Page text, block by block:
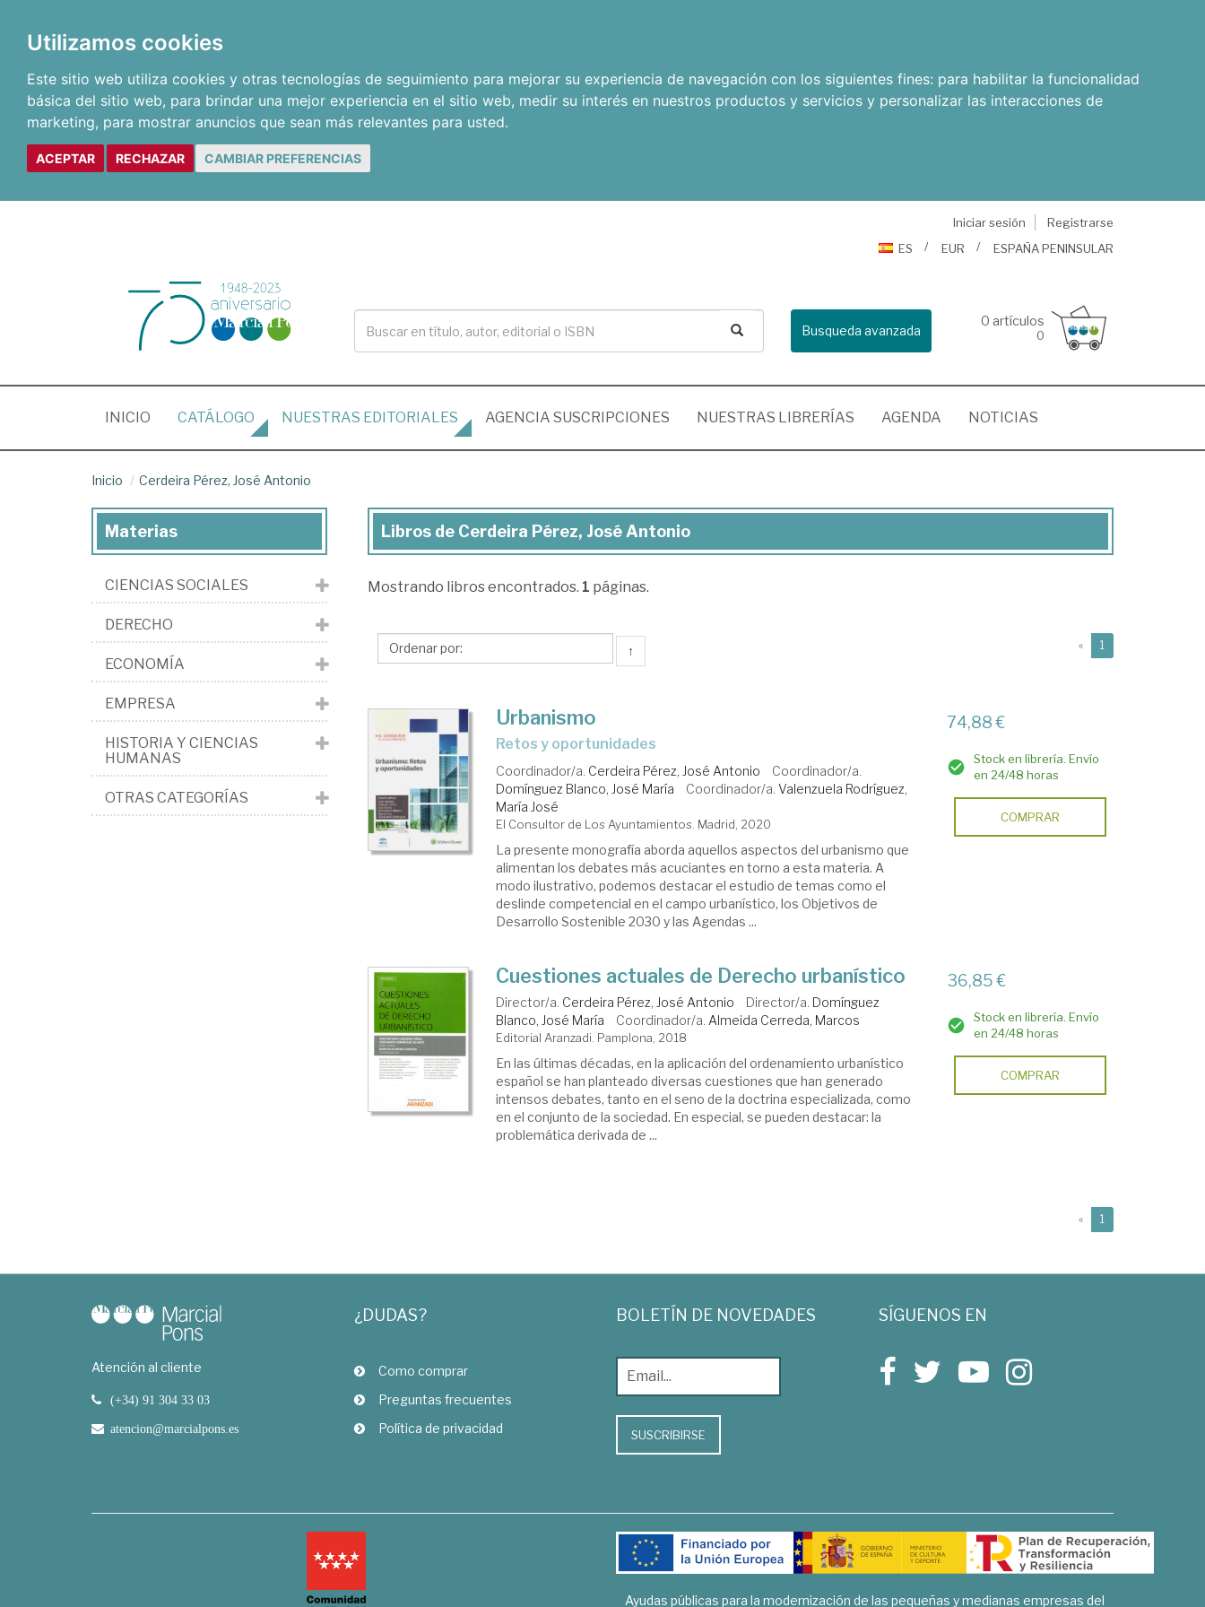
Utilizamos cookies
Este sitio web utiliza cookies y otras tecnologías de seguimiento para mejorar su experiencia de navegación con los siguientes fines: para habilitar la funcionalidad
básica del sitio web, para brindar una mejor experiencia en el sitio web, medir su interés en nuestros productos y servicios y personalizar las interacciones de
marketing, para mostrar anuncios que sean más relevantes para usted.
ACEPTAR RECHAZAR CAMBIAR PREFERENCIAS
Iniciar sesión
Registrarse
ES
EUR ESPAÑA PENINSULAR
Busqueda avanzada
0 artículos
0
INICIO (CURRENT)
CATÁLOGO NUESTRAS EDITORIALES AGENCIA SUSCRIPCIONES NUESTRAS LIBRERÍAS AGENDA NOTICIAS
Inicio Cerdeira Pérez, José Antonio
Libros
Cerdeira
José
Libros de Cerdeira Pérez, José Antonio
Mostrando libros encontrados. 1 páginas.
↑ « 1
Urbanismo
retos y oportunidades
Coordinador/a. Cerdeira Pérez, José Antonio
Coordinador/a.
Domínguez Blanco, José María
Coordinador/a.Valenzuela Rodríguez,
María José
El Consultor de Los Ayuntamientos. Madrid, 2020
La presente monografía aborda aquellos aspectos del urbanismo que
alimentan los debates más acuciantes en torno a esta materia. A
modo ilustrativo, podemos destacar el estudio de temas como el
deslinde competencial en el campo urbanístico, los Objetivos de
Desarrollo Sostenible 2030 y las Agendas ...
74,88 €
Stock en librería. Envío
en 24/48 horas
COMPRAR
Cuestiones actuales de Derecho urbanístico
Director/a. Cerdeira Pérez, José Antonio Director/a. Domínguez
Blanco, José María
Coordinador/a. Almeida Cerreda, Marcos
Editorial Aranzadi. Pamplona, 2018
En las últimas décadas, en la aplicación del ordenamiento urbanístico
español se han planteado diversas cuestiones que han generado
intensos debates, tanto en el seno de la doctrina especializada, como
en el conjunto de la sociedad. En especial, se pueden destacar: la
problemática derivada de ...
36,85 €
Stock en librería. Envío
en 24/48 horas
COMPRAR
« 1
Materias
CIENCIAS SOCIALES
DERECHO
ECONOMÍA
EMPRESA
HISTORIA Y CIENCIAS
HUMANAS
OTRAS CATEGORÍAS
Atención al cliente
(+34) 91 304 33 03
atencion@marcialpons.es
¿DUDAS?
Como comprar
Preguntas frecuentes
Política de privacidad
BOLETÍN DE NOVEDADES
SUSCRIBIRSE
SÍGUENOS EN
Ayudas públicas para la modernización de las pequeñas y medianas empresas del